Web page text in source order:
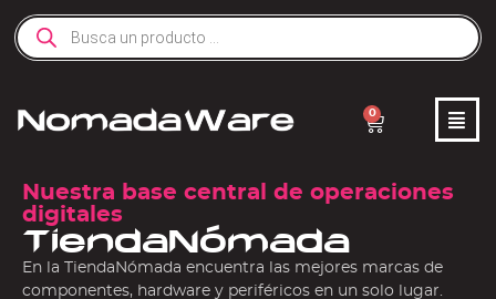
0
Nuestra base central de operaciones
digitales
TiendaNómada
En la TiendaNómada encuentra las mejores marcas de
componentes, hardware y periféricos en un solo lugar.